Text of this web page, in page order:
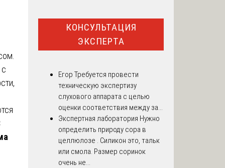
КОНСУЛЬТАЦИЯ
ЭКСПЕРТА
Егор Требуется провести
техническую экспертизу
слухового аппарата с целью
оценки соответствия между за...
Экспертная лаборатория Нужно
определить природу сора в
целлюлозе . Силикон это, тальк
или смола. Размер соринок
очень не...